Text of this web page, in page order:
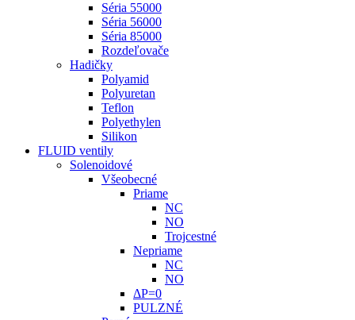
Séria 55000
Séria 56000
Séria 85000
Rozdeľovače
Hadičky
Polyamid
Polyuretan
Teflon
Polyethylen
Silikon
FLUID ventily
Solenoidové
Všeobecné
Priame
NC
NO
Trojcestné
Nepriame
NC
NO
ΔP=0
PULZNÉ